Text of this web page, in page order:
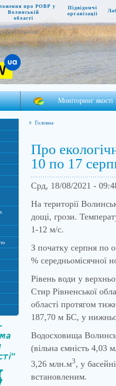
про РОВР у
Волинській
області
Підвідомчі
організації
України
Моніторинг якості
Головна
Про
10 по 17
Срд, 18/08/2021 -
На території
дощі, грози.
1-12 м/с.
З початку серпня по
% середньомісячної
Рівень води у
Стир Рівненської
області протягом
187,70 м БС, у
Водосховища
(вільна ємність 4,03
3,26 млн.м3, у
встановленим.